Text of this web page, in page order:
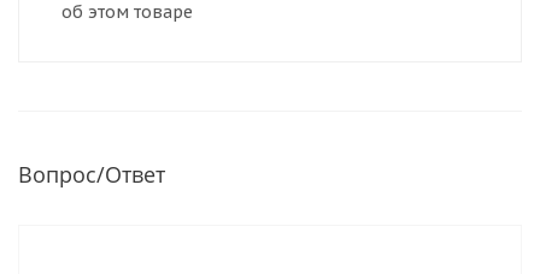
об этом товаре
Вопрос/Ответ